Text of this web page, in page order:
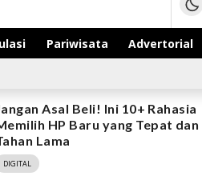
Pariwisata
Advertorial
Asal Beli! Ini 10+ Rahasia
HP Baru yang Tepat dan
Lama
DIGITAL